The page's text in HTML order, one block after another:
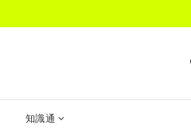
知識通